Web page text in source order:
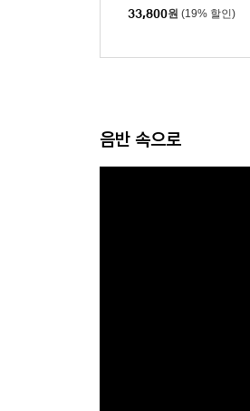
P]
33,800원 (19% 할인)
음반 속으로